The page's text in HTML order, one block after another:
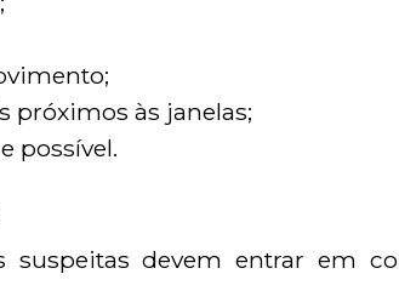
próximos às janelas;
possível.
suspeitas devem entrar em